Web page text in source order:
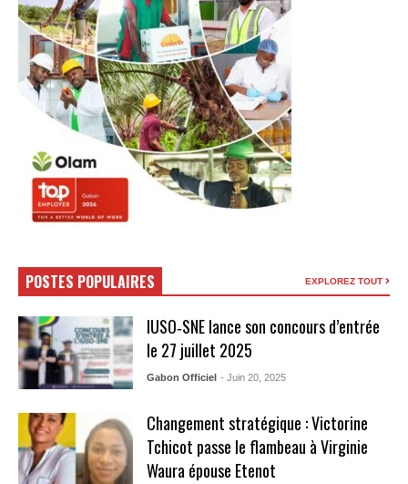
POSTES POPULAIRES EXPLOREZ TOUT
IUSO‑SNE lance son concours d’entrée
le 27 juillet 2025
Gabon Officiel - Juin 20, 2025
Changement stratégique : Victorine
Tchicot passe le flambeau à Virginie
Waura épouse Etenot